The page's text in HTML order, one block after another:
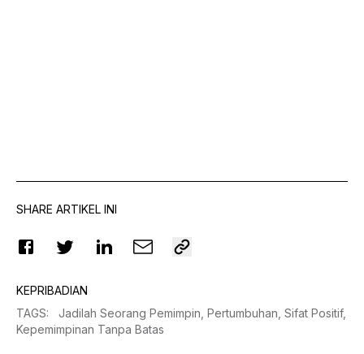
SHARE ARTIKEL INI
KEPRIBADIAN
TAGS: Jadilah Seorang Pemimpin, Pertumbuhan, Sifat Positif,
Kepemimpinan Tanpa Batas